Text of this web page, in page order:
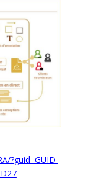
?guid=GUID-